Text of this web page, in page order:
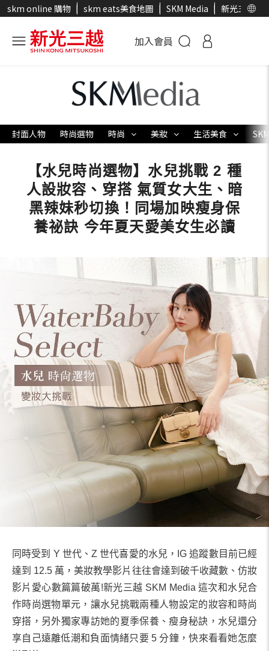
skm online 購物 skm eats美食地圖 SKM Media 新光三越官
加入會員
封面人物 時尚選物 時尚 美妝 生活美食
【水兒時尚選物】水兒挑戰 2 種
人設妝容、穿搭 氣質女大生、暗
黑辣妹秒切換！同場加映瘦身保
養祕訣 今年夏天愛美女生必讀
同時受到 Y 世代、Z 世代喜愛的水兒，IG 追蹤數目前已經
達到 12.5 萬，美妝教學影片往往會達到破千收藏數、仿妝
影片愛心數篇篇破萬!新光三越 SKM Media 這次和水兒合
作時尚選物單元，讓水兒挑戰兩種人物設定的妝容和時尚
穿搭，另外獨家專訪她的夏季保養、瘦身秘訣，水兒還分
享自己遠離低潮和負面情緒只要 5 分鐘，快來看看她怎麼